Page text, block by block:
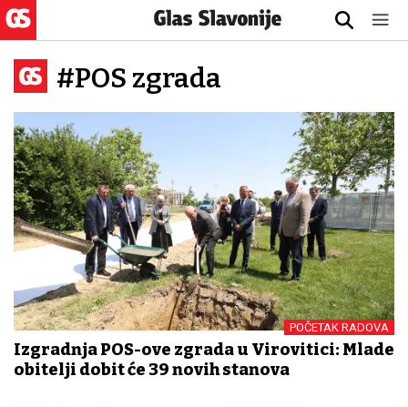
#POS zgrada
POČETAK RADOVA
Izgradnja POS-ove zgrada u Virovitici: Mlade
obitelji dobit će 39 novih stanova